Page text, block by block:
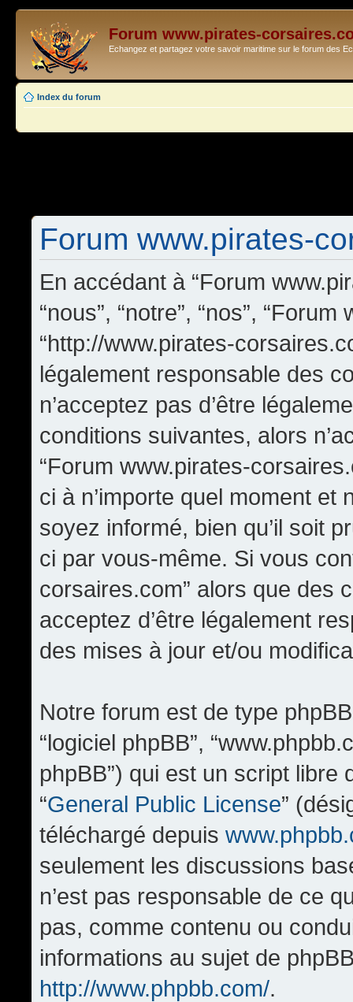
Forum www.pirates-
Echangez et partagez votre savoir maritime sur le forum des
Index du forum
Forum www.pirates-
En accédant à “Forum
“nous”, “notre”, “nos”,
“http://www.pirates-
légalement responsable des
n’acceptez pas d’être
conditions suivantes, alors
“Forum www.pirates-
ci à n’importe quel moment
soyez informé, bien qu’il soit
ci par vous-même. Si vous
corsaires.com” alors que des
acceptez d’être légalement
des mises à jour et/ou
Notre forum est de type phpBB
“logiciel phpBB”,
phpBB”) qui est un script
“General Public License”
téléchargé depuis
seulement les discussions
n’est pas responsable de ce
pas, comme contenu ou
informations au sujet de
http://www.phpbb.com/.